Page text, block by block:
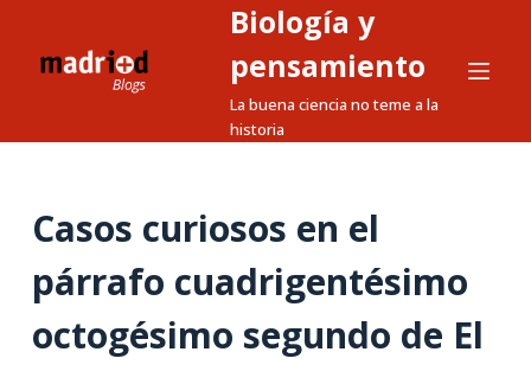
a
o
n
Biología y
pensamiento
La buena ciencia no teme a la
historia
Casos curiosos en el
párrafo cuadrigentésimo
octogésimo segundo de El